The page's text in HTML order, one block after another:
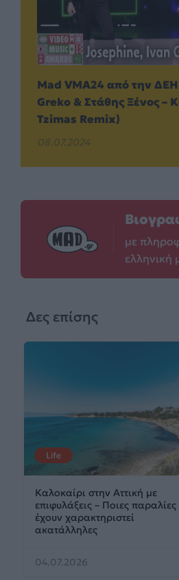
Mad VMA24 από την
Greko & Στάθης Ξένος –
Tzimas Remix)
08.07.2024
με
ελληνική
Δες επίσης
Life
Καλοκαίρι στην Αττική με
επιφυλάξεις – Ποιες παραλίες
έχουν χαρακτηριστεί
ακατάλληλες
04.07.2026